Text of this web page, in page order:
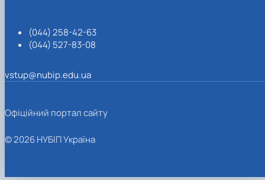
(044) 258-42-63
(044) 527-83-08
vstup@nubip.edu.ua
Офіційний портал сайту
© 2026 НУБІП Україна